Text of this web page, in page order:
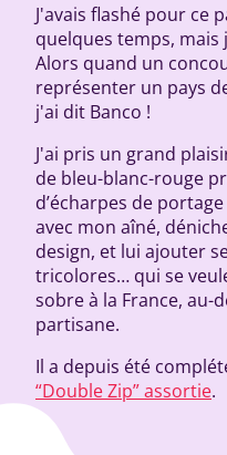
J'avais flashé pour ce
quelques temps,
Alors quand un
représenter un pays
j'ai dit Banco !
J'ai pris un grand
de bleu-blanc-rouge
d’écharpes de
avec mon aîné,
design, et lui ajouter
tricolores… qui se
sobre à la France, au-
partisane.
Il a depuis été
“Double Zip” assortie.